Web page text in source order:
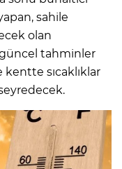
sahile
olan
tahminler
kentte sıcaklıklar